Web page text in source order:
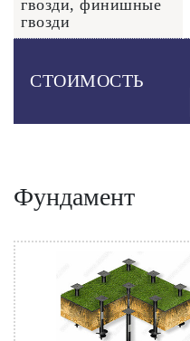
гвозди, финишные
гвозди
СТОИМОСТЬ
Фундамент